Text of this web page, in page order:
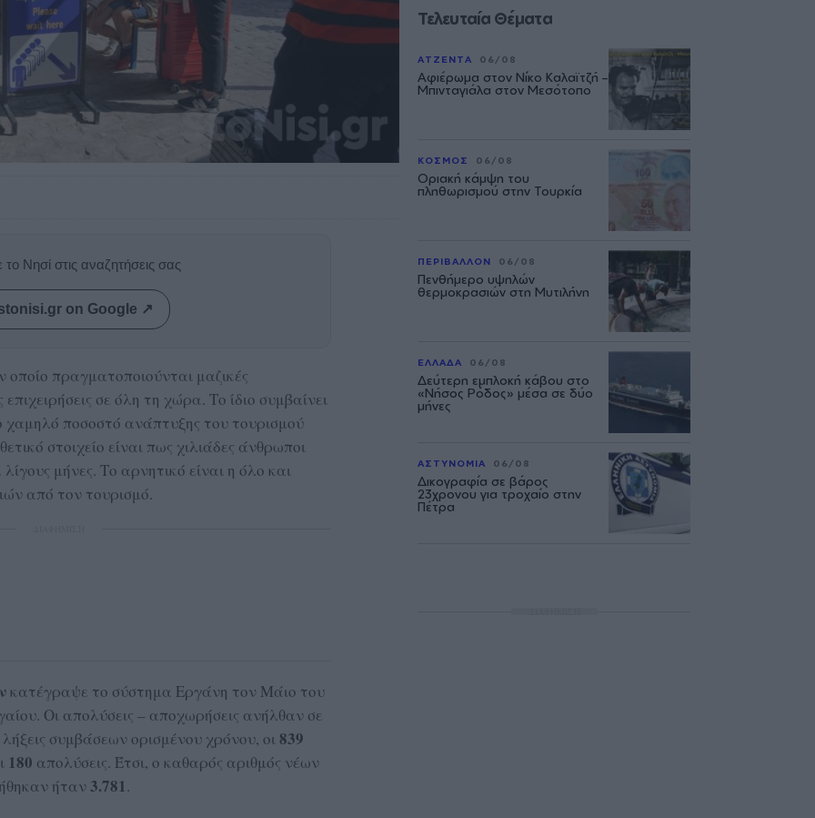
Νησί στις αναζητήσεις σας
on Google ↗
πραγματοποιούνται μαζικές
σε όλη τη χώρα. Το ίδιο συμβαίνει
χαμηλό ποσοστό ανάπτυξης του τουρισμού
στοιχείο είναι πως χιλιάδες άνθρωποι
μήνες. Το αρνητικό είναι η όλο και
από τον τουρισμό.
κατέγραψε το σύστημα Εργάνη τον Μάιο του
Οι απολύσεις – αποχωρήσεις ανήλθαν σε
συμβάσεων ορισμένου χρόνου, οι 839
180 απολύσεις. Έτσι, ο καθαρός αριθμός νέων
ήταν 3.781.
Τελευταία Θέματα
ΑΤΖΕΝΤΑ 06/08
Αφιέρωμα στον Νίκο Καλαϊτζή –
Μπινταγιάλα στον Μεσότοπο
ΚΟΣΜΟΣ 06/08
Οριακή κάμψη του
πληθωρισμού στην Τουρκία
ΠΕΡΙΒΑΛΛΟΝ 06/08
Πενθήμερο υψηλών
θερμοκρασιών στη Μυτιλήνη
ΕΛΛΑΔΑ 06/08
Δεύτερη εμπλοκή κάβου στο
«Νήσος Ρόδος» μέσα σε δύο
μήνες
ΑΣΤΥΝΟΜΙΑ 06/08
Δικογραφία σε βάρος
23χρονου για τροχαίο στην
Πέτρα